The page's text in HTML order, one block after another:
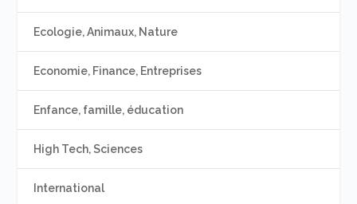
Ecologie, Animaux, Nature
Economie, Finance, Entreprises
Enfance, famille, éducation
High Tech, Sciences
International